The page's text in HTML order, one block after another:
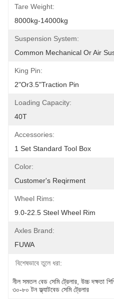
Tare Weight:
8000kg-14000kg
Suspension System:
Common Mechanical Or Air
King Pin:
2"or3.5"traction Pin
Loading Capacity:
40T
Accessories:
1 Set Standard Tool Box
Color:
Customer's Reqirment
Wheel Rims:
9.0-22.5 Steel Wheel Rim
Axles Brand:
FUWA
বিশেষভাবে তুলে ধরা:
নীল সমতল বেড সেমি ট্রেলার উচ্চ দক্ষতা
৩০-৮০ টন ফ্ল্যাটবেড সেমি ট্রেলার